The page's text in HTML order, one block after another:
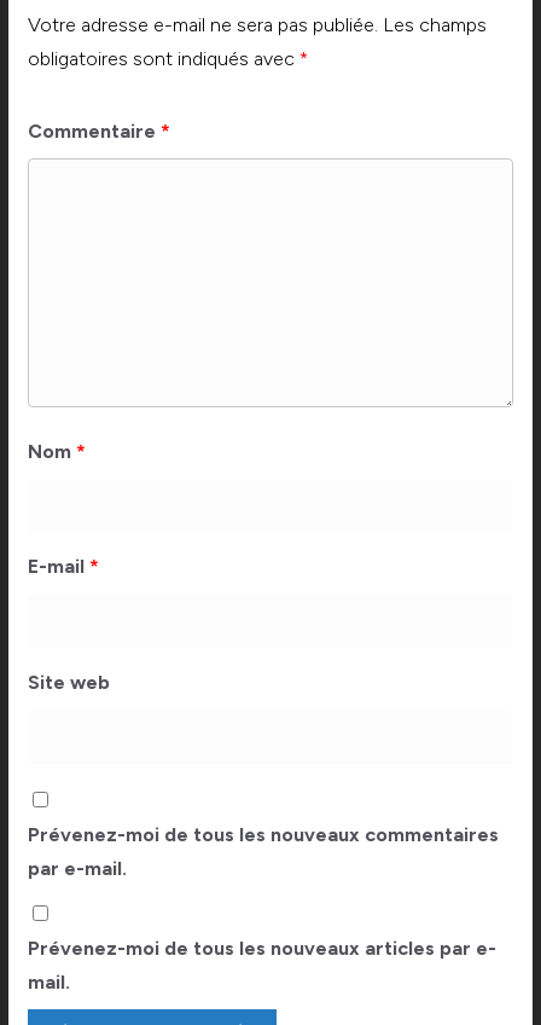
Votre adresse e-mail ne sera pas publiée. Les champs
obligatoires sont indiqués avec *
Commentaire *
Nom *
E-mail *
Site web
Prévenez-moi de tous les nouveaux commentaires
par e-mail.
Prévenez-moi de tous les nouveaux articles par e-
mail.